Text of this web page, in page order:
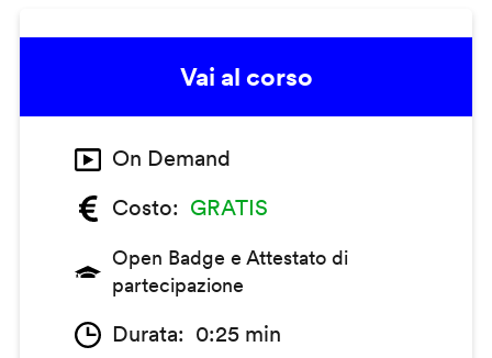
Vai al corso
On Demand
Costo
GRATIS
Open Badge e Attestato di
partecipazione
Durata 0:25 min